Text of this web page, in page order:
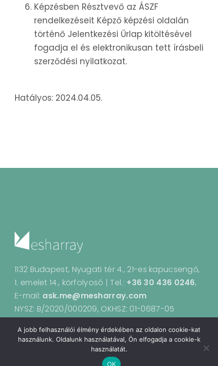
Képzésben Résztvevő az ÁSZF
rendelkezéseit Képző képzési oldalán
történő Jelentkezési Űrlap kitöltésével
fogadja el és elektronikusan tett írásbeli
szerződési nyilatkozat.
Hatályos: 2024.04.05.
1132 Budapest, Nyugati tér 4., 21-es kapucsengő,
1. emelet 14., körfolyosó | Tel.: +36 30 436 0246,
E-mail: ask.me@mesharray.com
NYSZ: B/2020/000209, OKHSZ: 01-0687-05
A jobb felhasználói élmény érdekében az oldalon cookie-kat
használunk. Oldalunk használatával, Ön elfogadja a cookie-k
használatát.
OK